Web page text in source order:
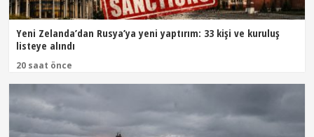
Yeni Zelanda’dan Rusya’ya yeni yaptırım: 33 kişi ve kuruluş
listeye alındı
20 saat önce